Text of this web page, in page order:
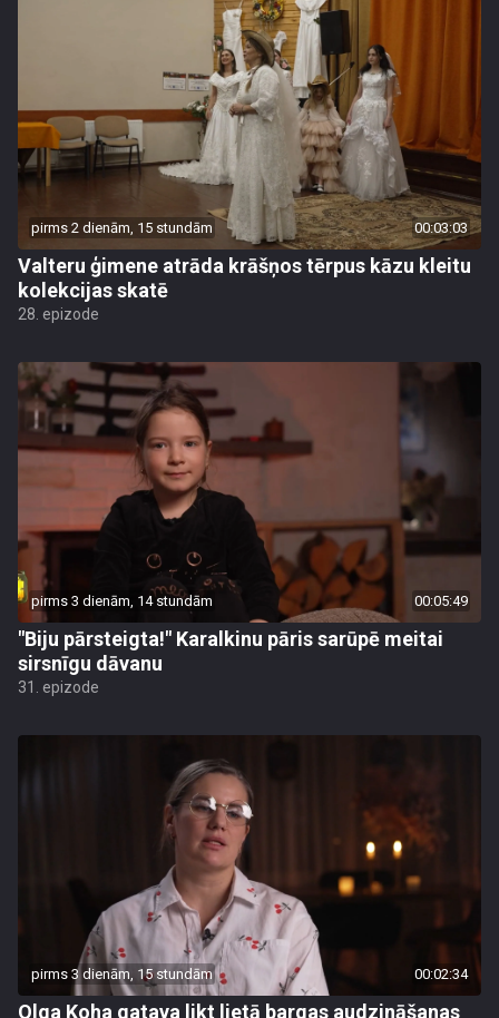
pirms 2 dienām, 15 stundām 00:03:03
Valteru ģimene atrāda krāšņos tērpus kāzu kleitu
kolekcijas skatē
28. epizode
pirms 3 dienām, 14 stundām 00:05:49
"Biju pārsteigta!" Karalkinu pāris sarūpē meitai
sirsnīgu dāvanu
31. epizode
pirms 3 dienām, 15 stundām 00:02:34
Olga Koha gatava likt lietā bargas audzināšanas